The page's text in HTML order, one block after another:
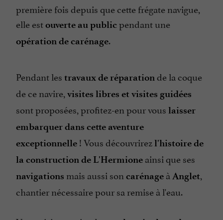
première fois depuis que cette frégate navigue,
elle estouverte au publicpendant une
opération de carénage.
Pendant les travaux de réparationde la coque
de ce navire, visites libres et visites guidées
sont proposées, profitez-en pour vous laisser
embarquer dans cette aventure
exceptionnelle ! Vous découvrirezl'histoire de
la construction de L'Hermione ainsi que ses
navigations mais aussi son carénage à Anglet,
chantier nécessaire pour sa remise à l'eau.